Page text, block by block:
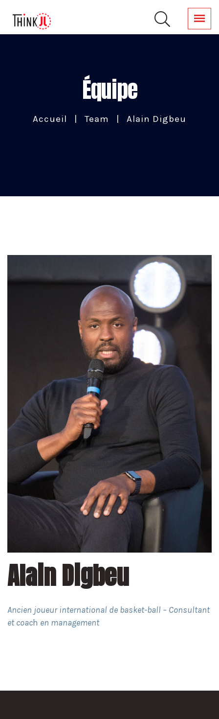
Équipe
Accueil Team Alain Digbeu
Alain Digbeu
Ancien joueur international de basket-ball – Consultant
et coach en management